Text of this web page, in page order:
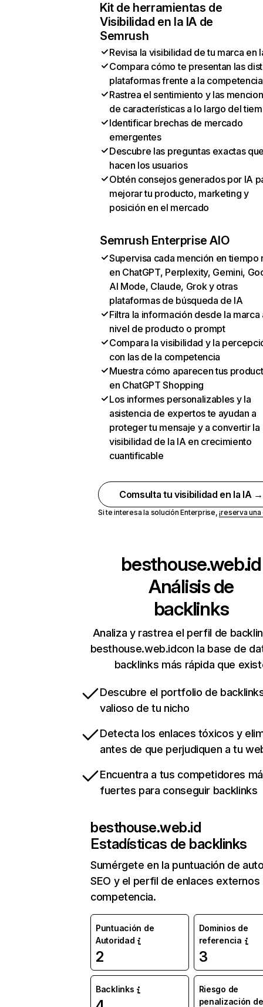
Kit de herramientas de
Visibilidad en la IA de
Semrush
Revisa la visibilidad de tu marca en
Compara cómo te presentan las
plataformas frente a la competencia
Rastrea el sentimiento y las
de características a lo largo del
Identificar brechas de mercado
emergentes
Descubre las preguntas exactas
hacen los usuarios
Obtén consejos generados por IA
mejorar tu producto, marketing y
posición en el mercado
Semrush Enterprise AIO
Supervisa cada mención en tiempo
en ChatGPT, Perplexity, Gemini,
AI Mode, Claude, Grok y otras
plataformas de búsqueda de IA
Filtra la información desde la marca
nivel de producto o prompt
Compara la visibilidad y la
con las de la competencia
Muestra cómo aparecen tus
en ChatGPT Shopping
Los informes personalizables y la
asistencia de expertos te ayudan a
proteger tu mensaje y a convertir la
visibilidad de la IA en crecimiento
cuantificable
Comsulta tu visibilidad en la IA →
Si te interesa la solución Enterprise,¡reserva
besthouse.web.id
Análisis de
backlinks
Analiza y rastrea el perfil de
besthouse.web.idcon la base de
backlinks más rápida que
Descubre el portfolio de
valioso de tu nicho
Detecta los enlaces tóxicos y
antes de que perjudiquen a tu
Encuentra a tus competidores
fuertes para conseguir backlinks
besthouse.web.id
Estadísticas de backlinks
Sumérgete en la puntuación de
SEO y el perfil de enlaces externos
competencia.
Puntuación de
Autoridad
2
Dominios de
referencia
3
Backlinks
Riesgo de
penalización de